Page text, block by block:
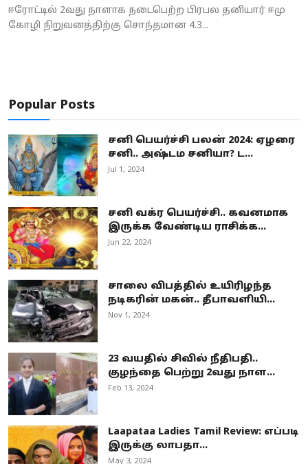
Crime
World
Astrology
Spirituality
Weather
Politics
ஈரோட்டில் 2வது நாளாக நடைபெற்ற பிரபல தனியார் ஈமு
கோழி நிறுவனத்திற்கு சொந்தமான 4.3...
Popular Posts
சனி பெயர்ச்சி பலன் 2024: ஏழரை
சனி.. அஷ்டம சனியா? ட...
Jul 1, 2024
சனி வக்ர பெயர்ச்சி.. கவனமாக
இருக்க வேண்டிய ராசிக்க...
Jun 22, 2024
சாலை விபத்தில் உயிரிழந்த
நடிகரின் மகன்.. தீபாவளியி...
Nov 1, 2024
23 வயதில் சிவில் நீதிபதி..
குழந்தை பெற்று 2வது நாள...
Feb 13, 2024
Laapataa Ladies Tamil Review: எப்படி
இருக்கு லாபதா...
May 3, 2024